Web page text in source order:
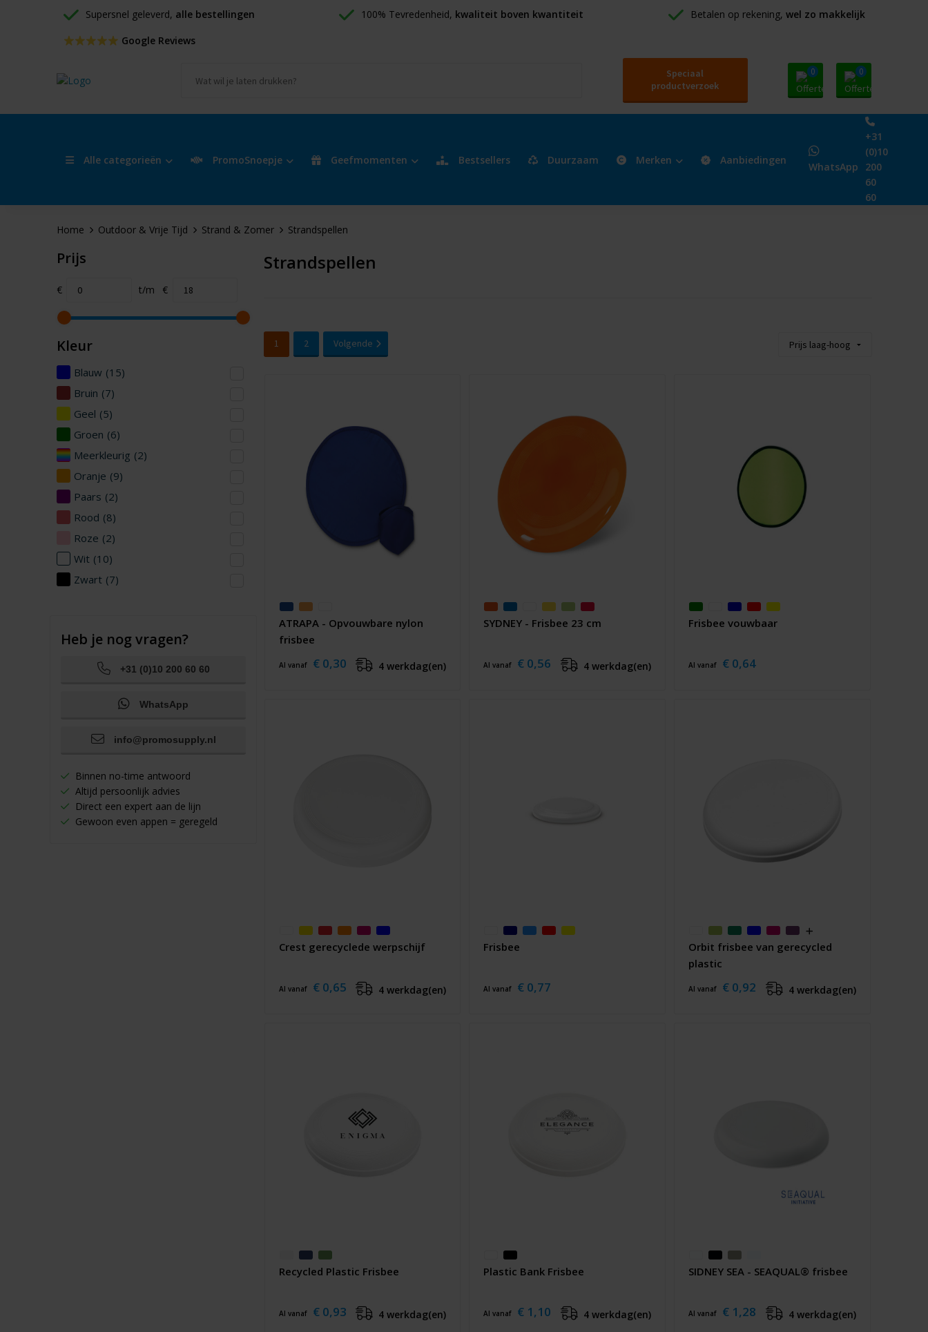
Supersnel geleverd, alle bestellingen 100% Tevredenheid, kwaliteit boven kwantiteit Betalen op rekening, wel zo makkelijk
Google Reviews
Speciaal
productverzoek
0 0
Alle categorieën PromoSnoepje Geefmomenten Bestsellers Duurzaam Merken Aanbiedingen
WhatsApp
+31
(0)10
200
60
60
Home Outdoor & Vrije Tijd Strand & Zomer Strandspellen
Prijs
€ t/m €
Kleur
Blauw (15)
Bruin (7)
Geel (5)
Groen (6)
Meerkleurig (2)
Oranje (9)
Paars (2)
Rood (8)
Roze (2)
Wit (10)
Zwart (7)
Heb je nog vragen?
+31 (0)10 200 60 60
WhatsApp
info@promosupply.nl
Binnen no-time antwoord
Altijd persoonlijk advies
Direct een expert aan de lijn
Gewoon even appen = geregeld
Strandspellen
1 2 Volgende
ATRAPA - Opvouwbare nylon
frisbee
Al vanaf € 0,30 4 werkdag(en)
SYDNEY - Frisbee 23 cm
Al vanaf € 0,56 4 werkdag(en)
Frisbee vouwbaar
Al vanaf € 0,64
Crest gerecyclede werpschijf
Al vanaf € 0,65 4 werkdag(en)
Frisbee
Al vanaf € 0,77
Orbit frisbee van gerecycled
plastic
Al vanaf € 0,92 4 werkdag(en)
Recycled Plastic Frisbee
Al vanaf € 0,93 4 werkdag(en)
Plastic Bank Frisbee
Al vanaf € 1,10 4 werkdag(en)
SIDNEY SEA - SEAQUAL® frisbee
Al vanaf € 1,28 4 werkdag(en)